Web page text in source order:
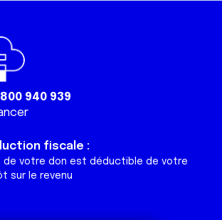
940 939
fiscale :
de votre don est déductible de votre
sur le revenu